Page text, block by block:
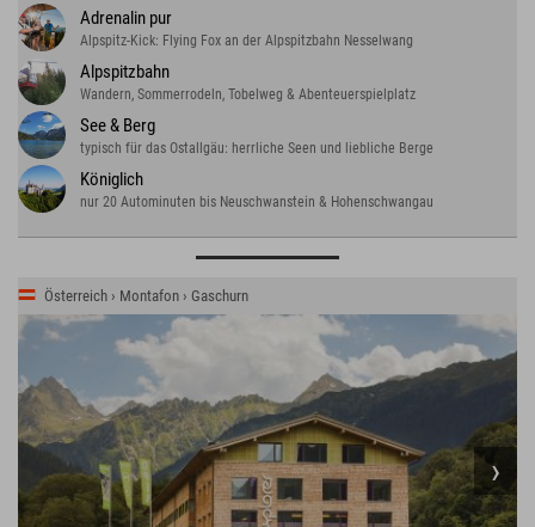
Adrenalin pur
Alpspitz-Kick: Flying Fox an der Alpspitzbahn Nesselwang
Alpspitzbahn
Wandern, Sommerrodeln, Tobelweg & Abenteuerspielplatz
See & Berg
typisch für das Ostallgäu: herrliche Seen und liebliche Berge
Königlich
nur 20 Autominuten bis Neuschwanstein & Hohenschwangau
Österreich › Montafon › Gaschurn